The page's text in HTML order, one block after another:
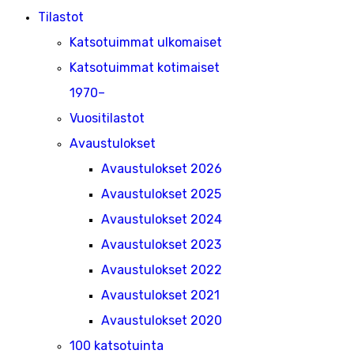
Tilastot
Katsotuimmat ulkomaiset
Katsotuimmat kotimaiset
1970–
Vuositilastot
Avaustulokset
Avaustulokset 2026
Avaustulokset 2025
Avaustulokset 2024
Avaustulokset 2023
Avaustulokset 2022
Avaustulokset 2021
Avaustulokset 2020
100 katsotuinta